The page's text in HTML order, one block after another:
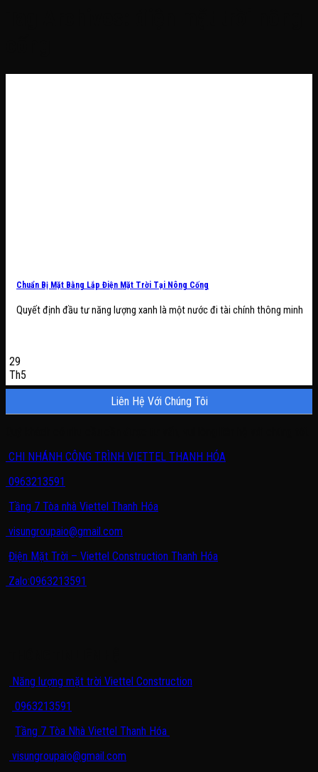
Chuẩn Bị Mặt Bằng Lắp Điện Mặt Trời Tại Nông Cống
Quyết định đầu tư năng lượng xanh là một nước đi tài chính thông minh
29
Th5
Liên Hệ Với Chúng Tôi
CHI NHÁNH CÔNG TRÌNH VIETTEL THANH HÓA
0963213591
Tầng 7 Tòa nhà Viettel Thanh Hóa
visungroupaio@gmail.com
Điện Mặt Trời – Viettel Construction Thanh Hóa
Zalo:0963213591
Năng lượng mặt trời Viettel Construction
0963213591
Tầng 7 Tòa Nhà Viettel Thanh Hóa
visungroupaio@gmail.com